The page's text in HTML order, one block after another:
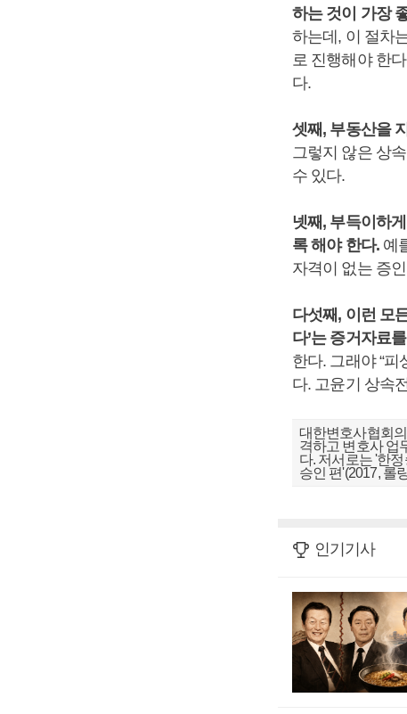
하는 것이 가장
하는데, 이 절차
로 진행해야 한
다.
셋째, 부동산을
그렇지 않은 상
수 있다.
넷째, 부득이하
록 해야 한다.예
자격이 없는 증
다섯째, 이런 모
다’는 증거자료
한다. 그래야 “
다. 고윤기 상속
대한변호사협회
격하고 변호사 업
다. 저서로는 '한
승인 편'(2017, 롤
인기기사